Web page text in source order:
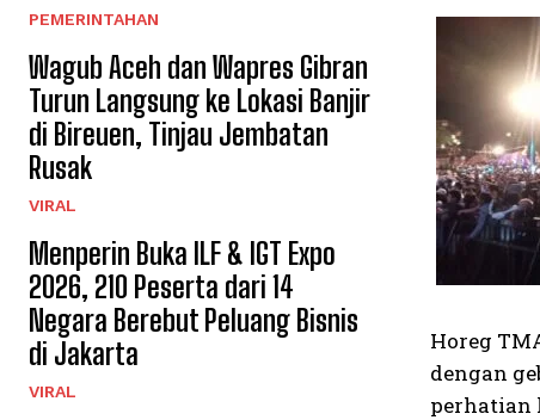
PEMERINTAHAN
Wagub Aceh dan Wapres Gibran
Turun Langsung ke Lokasi Banjir
di Bireuen, Tinjau Jembatan
Rusak
VIRAL
Menperin Buka ILF & IGT Expo
2026, 210 Peserta dari 14
Negara Berebut Peluang Bisnis
di Jakarta
VIRAL
Horeg
dengan
perhatian